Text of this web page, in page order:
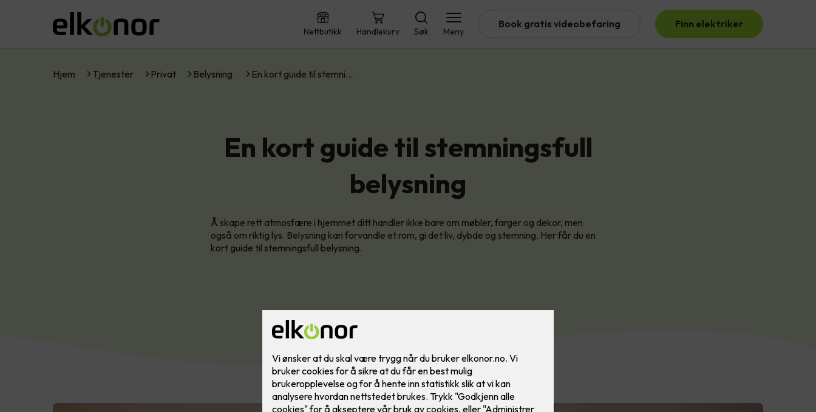
Nettbutikk Handlekurv Søk Meny
Book gratis videobefaring Finn elektriker
Hjem Tjenester Privat Belysning En kort guide til stemni…
En kort guide til stemningsfull
belysning
Å skape rett atmosfære i hjemmet ditt handler ikke bare om møbler, farger og dekor, men
også om riktig lys. Belysning kan forvandle et rom, gi det liv, dybde og stemning. Her får du en
kort guide til stemningsfull belysning.